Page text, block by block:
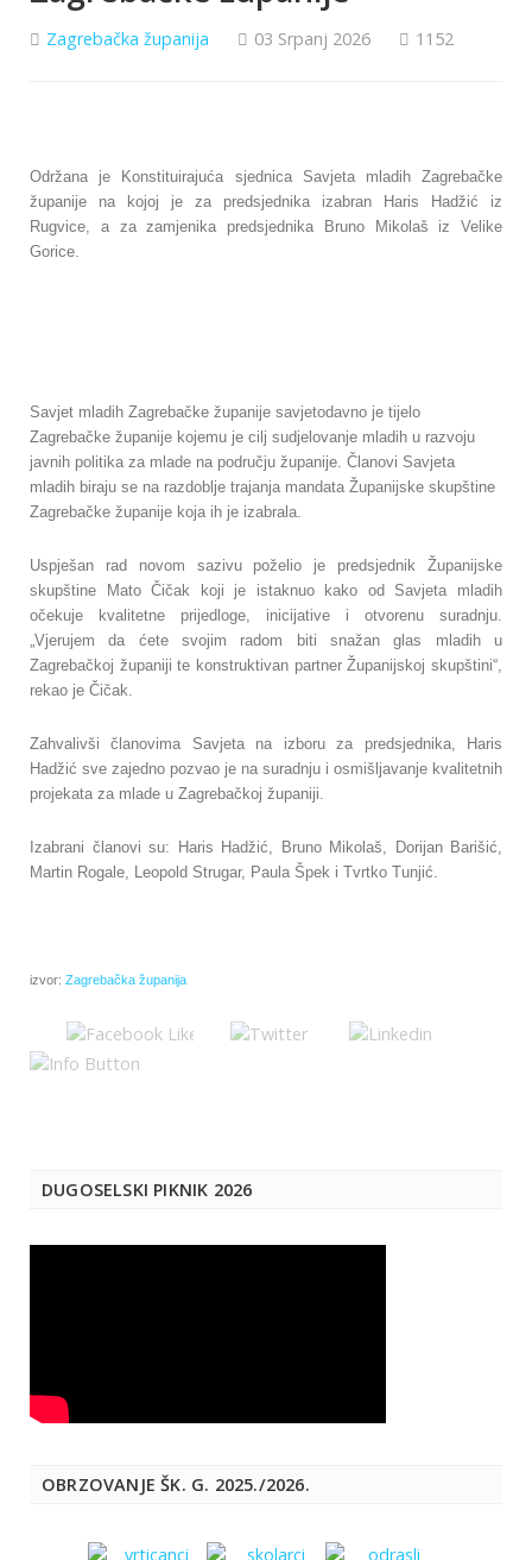
Zagrebačka županija 03 Srpanj 2026 1152
Održana je Konstituirajuća sjednica Savjeta mladih Zagrebačke
županije na kojoj je za predsjednika izabran Haris Hadžić iz
Rugvice, a za zamjenika predsjednika Bruno Mikolaš iz Velike
Gorice.
Savjet mladih Zagrebačke županije savjetodavno je tijelo
Zagrebačke županije kojemu je cilj sudjelovanje mladih u razvoju
javnih politika za mlade na području županije. Članovi Savjeta
mladih biraju se na razdoblje trajanja mandata Županijske skupštine
Zagrebačke županije koja ih je izabrala.
Uspješan rad novom sazivu poželio je predsjednik Županijske
skupštine Mato Čičak koji je istaknuo kako od Savjeta mladih
očekuje kvalitetne prijedloge, inicijative i otvorenu suradnju.
„Vjerujem da ćete svojim radom biti snažan glas mladih u
Zagrebačkoj županiji te konstruktivan partner Županijskoj skupštini“,
rekao je Čičak.
Zahvalivši članovima Savjeta na izboru za predsjednika, Haris
Hadžić sve zajedno pozvao je na suradnju i osmišljavanje kvalitetnih
projekata za mlade u Zagrebačkoj županiji.
Izabrani članovi su: Haris Hadžić, Bruno Mikolaš, Dorijan Barišić,
Martin Rogale, Leopold Strugar, Paula Špek i Tvrtko Tunjić.
izvor: Zagrebačka županija
DUGOSELSKI PIKNIK 2026
OBRZOVANJE ŠK. G. 2025./2026.